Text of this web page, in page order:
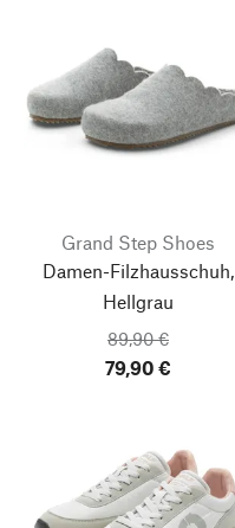
Grand Step Shoes
Damen-Filzhausschuh,
Hellgrau
89,90 €
79,90 €